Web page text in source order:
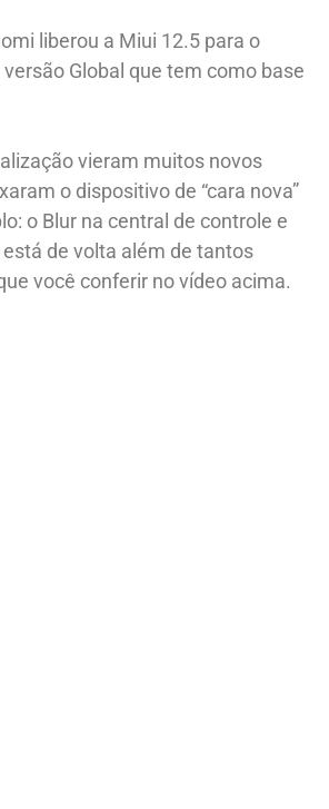
liberou a Miui 12.5 para o
Global que tem como base
vieram muitos novos
o dispositivo de “cara nova”
o Blur na central de controle e
de volta além de tantos
você conferir no vídeo acima.